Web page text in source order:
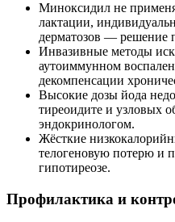
Миноксидил не
лактации,
дерматозов — решение
Инвазивные методы
аутоиммунном
декомпенсации
Высокие дозы йода
тиреоидите и узловых
эндокринологом.
Жёсткие
телогеновую потерю и
гипотиреозе.
Профилактика и